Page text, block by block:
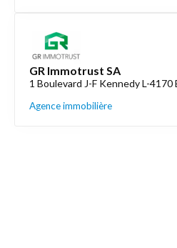
GR Immotrust SA
1 Boulevard J-F Kennedy L-
Agence immobilière